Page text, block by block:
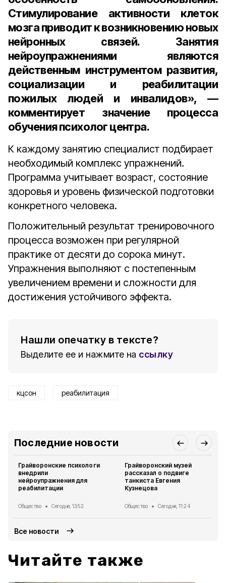
Стимулирование активности клеток
мозга приводит к возникновению новых
нейронных связей. Занятия
нейроупражнениями являются
действенным инструментом развития,
социализации и реабилитации
пожилых людей и инвалидов», —
комментирует значение процесса
обучения психолог центра.
К каждому занятию специалист подбирает
необходимый комплекс упражнений.
Программа учитывает возраст, состояние
здоровья и уровень физической подготовки
конкретного человека.
Положительный результат тренировочного
процесса возможен при регулярной
практике от десяти до сорока минут.
Упражнения выполняют с постепенным
увеличением времени и сложности для
достижения устойчивого эффекта.
Нашли опечатку в тексте?
Выделите ее и нажмите на ссылку
кцсон реабилитация
Последние новости
Грайворонские психологи
внедрили
нейроупражнения для
реабилитации
Общество Сегодня, 13:52
Грайворонский музей
рассказал о подвиге
танкиста Евгения
Кузнецова
Общество Сегодня, 11:24
Все новости
Читайте также